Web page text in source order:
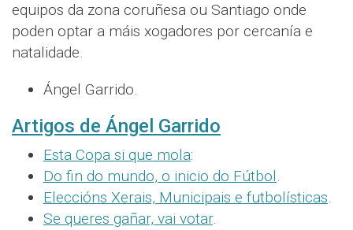
equipos da zona coruñesa ou Santiago onde
poden optar a máis xogadores por cercanía e
natalidade.
Ángel Garrido.
Artigos de Ángel Garrido
Esta Copa si que mola:
Do fin do mundo, o inicio do Fútbol.
Eleccións Xerais, Municipais e futbolísticas.
Se queres gañar, vai votar.